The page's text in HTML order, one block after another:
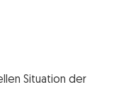
Situation der